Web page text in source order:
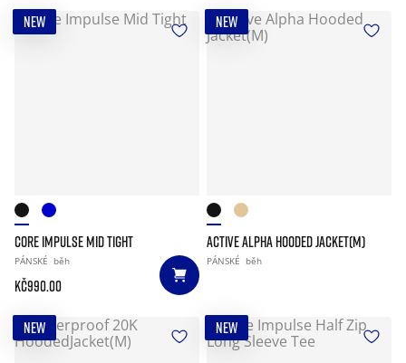
NEW
CORE IMPULSE MID TIGHT
PÁNSKÉ běh
Kč990.00
NEW
ACTIVE ALPHA HOODED JACKET(M)
PÁNSKÉ běh
NEW NEW